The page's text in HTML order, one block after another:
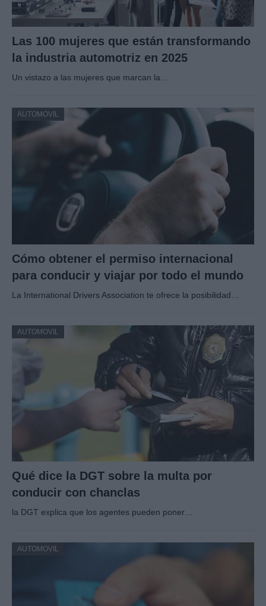
Las 100 mujeres que están transformando
la industria automotriz en 2025
Un vistazo a las mujeres que marcan la…
AUTOMOVIL
Cómo obtener el permiso internacional
para conducir y viajar por todo el mundo
La International Drivers Association te ofrece la posibilidad…
AUTOMOVIL
Qué dice la DGT sobre la multa por
conducir con chanclas
la DGT explica que los agentes pueden poner…
AUTOMOVIL